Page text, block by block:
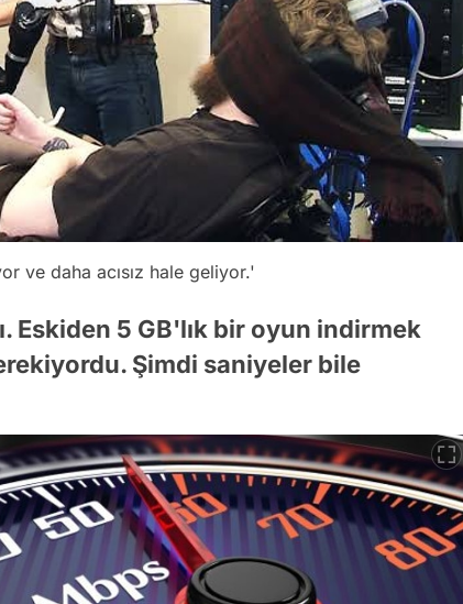
ve daha acısız hale geliyor.'
Eskiden 5 GB'lık bir oyun indirmek
Şimdi saniyeler bile